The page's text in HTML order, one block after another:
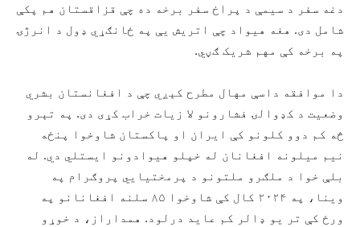
دغه سفر د سیمې د پراخ سفر برخه ده چې قزاقستان هم پکې
شامل دی. هغه هیواد چې اتریش یې په ځانګړي ډول د انرژۍ
په برخه کې مهم شریک ګڼي.
دا موافقه داسې مهال مطرح کېږي چې د افغانستان بشري
وضعیت د کډوالۍ فشارونو لا زیات خراب کړی دی. په تېرو
څه کم دوو کلونو کې ایران او پاکستان شاوخوا پنځه
نیم میلونه افغانان له خپلو هیوادونو ایستلي دي. له
بلې خوا د ملګرو ملتونو د پرمختیايي پروګرام په
وینا، په ۲۰۲۴ کال کې شاوخوا ۸۵ سلنه افغانانو په
ورځ کې تر یو ډالر کم عاید درلود. همداراز، د خوړو